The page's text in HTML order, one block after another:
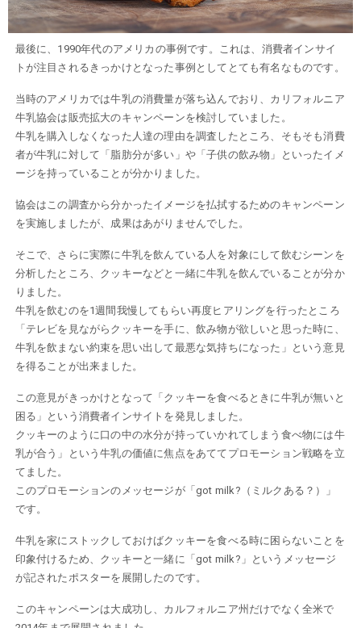
最後に、1990年代のアメリカの事例です。これは、消費者インサイ
トが注目されるきっかけとなった事例としてとても有名なものです。
当時のアメリカでは牛乳の消費量が落ち込んでおり、カリフォルニア
牛乳協会は販売拡大のキャンペーンを検討していました。
牛乳を購入しなくなった人達の理由を調査したところ、そもそも消費
者が牛乳に対して「脂肪分が多い」や「子供の飲み物」といったイメ
ージを持っていることが分かりました。
協会はこの調査から分かったイメージを払拭するためのキャンペーン
を実施しましたが、成果はあがりませんでした。
そこで、さらに実際に牛乳を飲んている人を対象にして飲むシーンを
分析したところ、クッキーなどと一緒に牛乳を飲んでいることが分か
りました。
牛乳を飲むのを1週間我慢してもらい再度ヒアリングを行ったところ
「テレビを見ながらクッキーを手に、飲み物が欲しいと思った時に、
牛乳を飲まない約束を思い出して最悪な気持ちになった」という意見
を得ることが出来ました。
この意見がきっかけとなって「クッキーを食べるときに牛乳が無いと
困る」という消費者インサイトを発見しました。
クッキーのように口の中の水分が持っていかれてしまう食べ物には牛
乳が合う」という牛乳の価値に焦点をあててプロモーション戦略を立
てました。
このプロモーションのメッセージが「got milk?（ミルクある？）」
です。
牛乳を家にストックしておけばクッキーを食べる時に困らないことを
印象付けるため、クッキーと一緒に「got milk?」というメッセージ
が記されたポスターを展開したのです。
このキャンペーンは大成功し、カルフォルニア州だけでなく全米で